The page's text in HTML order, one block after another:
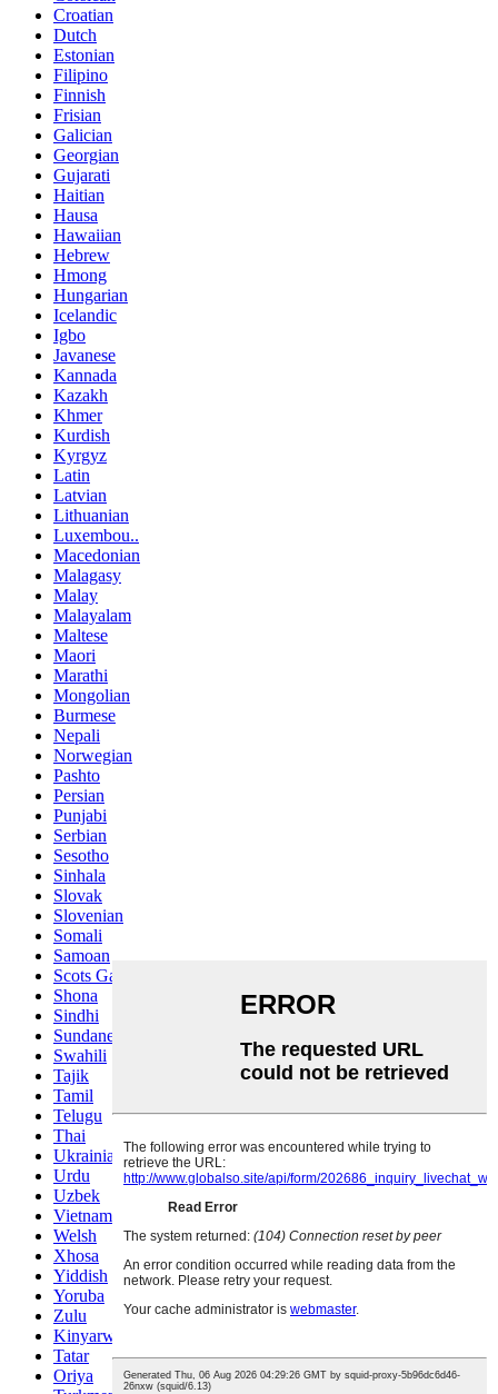
Croatian
Dutch
Estonian
Filipino
Finnish
Frisian
Galician
Georgian
Gujarati
Haitian
Hausa
Hawaiian
Hebrew
Hmong
Hungarian
Icelandic
Igbo
Javanese
Kannada
Kazakh
Khmer
Kurdish
Kyrgyz
Latin
Latvian
Lithuanian
Luxembou..
Macedonian
Malagasy
Malay
Malayalam
Maltese
Maori
Marathi
Mongolian
Burmese
Nepali
Norwegian
Pashto
Persian
Punjabi
Serbian
Sesotho
Sinhala
Slovak
Slovenian
Somali
Samoan
Scots Gaelic
Shona
Sindhi
Sundanese
Swahili
Tajik
Tamil
Telugu
Thai
Ukrainian
Urdu
Uzbek
Vietnamese
Welsh
Xhosa
Yiddish
Yoruba
Zulu
Kinyarwanda
Tatar
Oriya